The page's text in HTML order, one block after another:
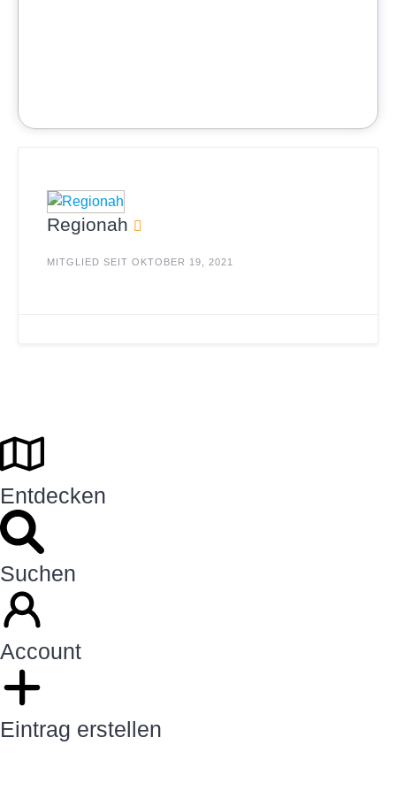
Regionah
MITGLIED SEIT OKTOBER 19, 2021
Entdecken
Suchen
Account
Eintrag erstellen